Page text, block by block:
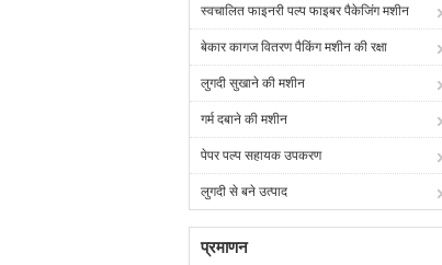
स्वचालित फाइनरी पल्प फाइबर पैकेजिंग मशीन
बेकार कागज वितरण पैकिंग मशीन की रक्षा
लुगदी सुखाने की मशीन
गर्म दबाने की मशीन
पेपर पल्प सहायक उपकरण
लुगदी से बने उत्पाद
प्रमाणन